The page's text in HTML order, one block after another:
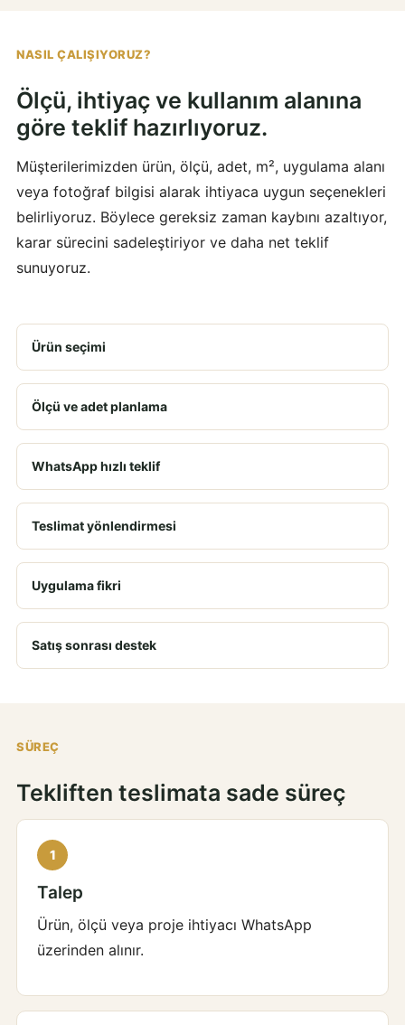
NASIL ÇALIŞIYORUZ?
Ölçü, ihtiyaç ve kullanım alanına
göre teklif hazırlıyoruz.
Müşterilerimizden ürün, ölçü, adet, m², uygulama alanı
veya fotoğraf bilgisi alarak ihtiyaca uygun seçenekleri
belirliyoruz. Böylece gereksiz zaman kaybını azaltıyor,
karar sürecini sadeleştiriyor ve daha net teklif
sunuyoruz.
Ürün seçimi
Ölçü ve adet planlama
WhatsApp hızlı teklif
Teslimat yönlendirmesi
Uygulama fikri
Satış sonrası destek
SÜREÇ
Tekliften teslimata sade süreç
Talep
Ürün, ölçü veya proje ihtiyacı WhatsApp
üzerinden alınır.